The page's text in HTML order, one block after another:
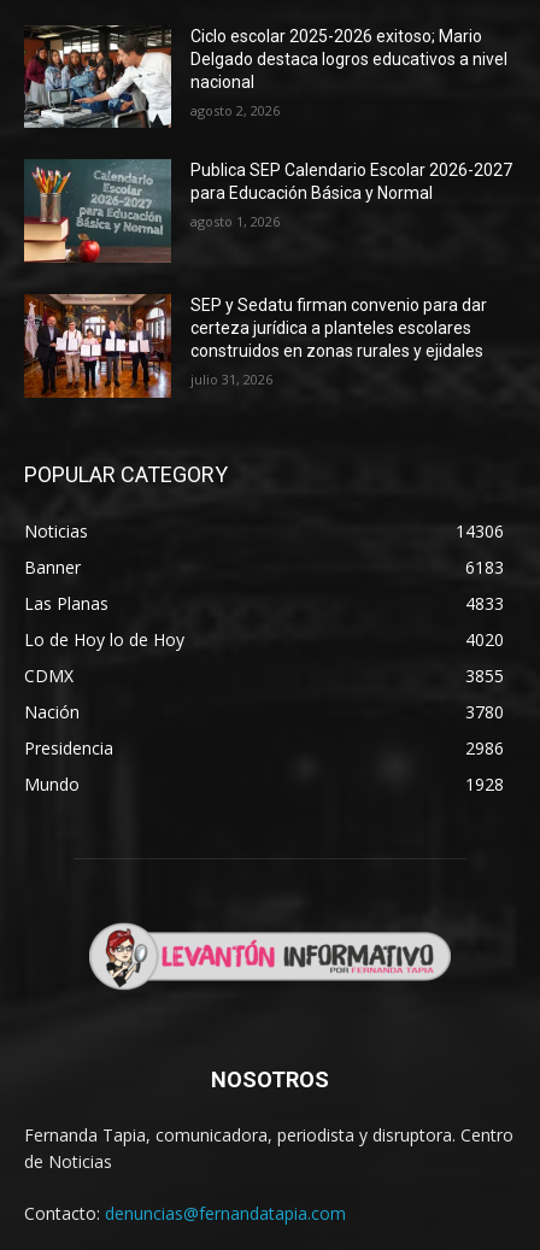
Ciclo escolar 2025-2026 exitoso; Mario
Delgado destaca logros educativos a nivel
nacional
agosto 2, 2026
Publica SEP Calendario Escolar 2026-2027
para Educación Básica y Normal
agosto 1, 2026
SEP y Sedatu firman convenio para dar
certeza jurídica a planteles escolares
construidos en zonas rurales y ejidales
julio 31, 2026
POPULAR CATEGORY
Noticias
14306
Banner
6183
Las Planas
4833
Lo de Hoy lo de Hoy
4020
CDMX
3855
Nación
3780
Presidencia
2986
Mundo
1928
NOSOTROS
Fernanda Tapia, comunicadora, periodista y disruptora. Centro
de Noticias
Contacto: denuncias@fernandatapia.com